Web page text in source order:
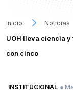
Inicio
Noticias
UOH lleva ciencia
con cinco
INSTITUCIONAL ●